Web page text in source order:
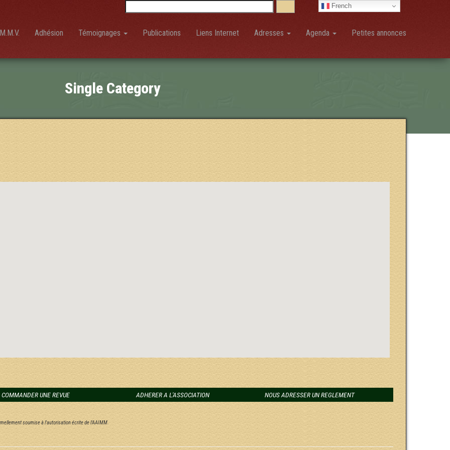
French
Adhésion Témoignages Publications Liens Internet Adresses Agenda Petites annonces
Single Category
COMMANDER UNE REVUE ADHERER A L'ASSOCIATION NOUS ADRESSER UN REGLEMENT
soumise à l'autorisation écrite de l'AAIMM.